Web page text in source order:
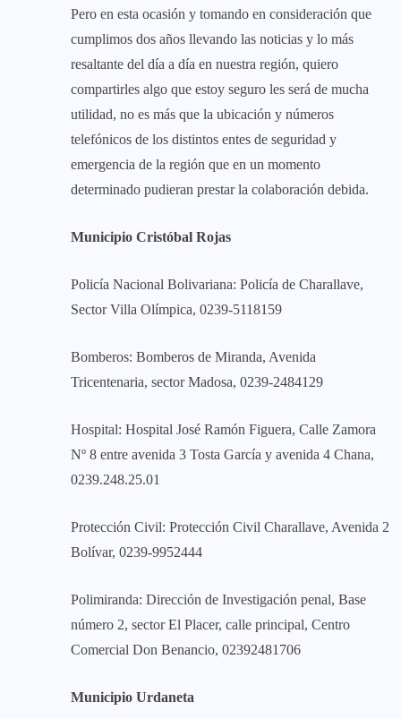
Pero en esta ocasión y tomando en consideración que
cumplimos dos años llevando las noticias y lo más
resaltante del día a día en nuestra región, quiero
compartirles algo que estoy seguro les será de mucha
utilidad, no es más que la ubicación y números
telefónicos de los distintos entes de seguridad y
emergencia de la región que en un momento
determinado pudieran prestar la colaboración debida.
Municipio Cristóbal Rojas
Policía Nacional Bolivariana: Policía de Charallave,
Sector Villa Olímpica, 0239-5118159
Bomberos: Bomberos de Miranda, Avenida
Tricentenaria, sector Madosa, 0239-2484129
Hospital: Hospital José Ramón Figuera, Calle Zamora
Nº 8 entre avenida 3 Tosta García y avenida 4 Chana,
0239.248.25.01
Protección Civil: Protección Civil Charallave, Avenida 2
Bolívar, 0239-9952444
Polimiranda: Dirección de Investigación penal, Base
número 2, sector El Placer, calle principal, Centro
Comercial Don Benancio, 02392481706
Municipio Urdaneta